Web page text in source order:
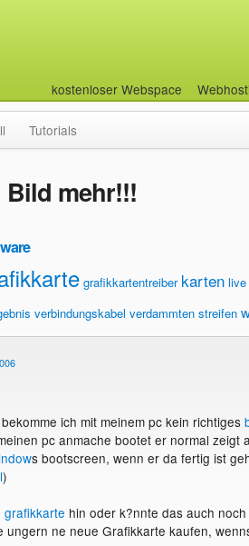
kostenloser Webspace
Tutorials
Bild mehr!!!
grafikkartentreiber karten live
verbindungskabel verdammten streifen
ich mit meinem pc kein richtiges
pc anmache bootet er normal zeigt
s bootscreen, wenn er da fertig ist
)
grafikkarte hin oder k?nnte das auch
ungern ne neue Grafikkarte kaufen,